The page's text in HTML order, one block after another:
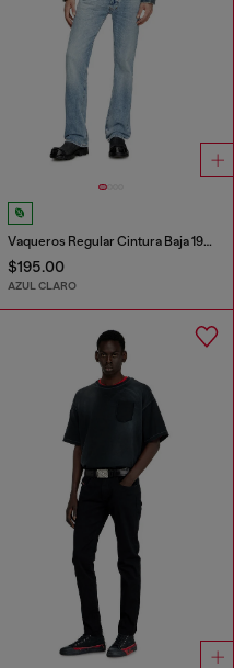
Vaqueros Regular Cintura Baja 1985 Larkee
$195.00
AZUL CLARO